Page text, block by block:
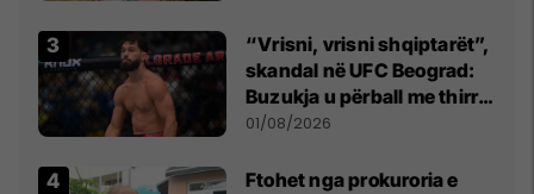
“Vrisni, vrisni shqiptarët”,
skandal në UFC Beograd:
Buzukja u përball me thirrje
anti-shqiptare nga
01/08/2026
Ftohet nga prokuroria e